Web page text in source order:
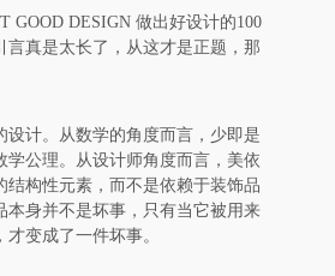
GOOD DESIGN 做出好设计的100
言真是太长了，从这才是正题，那
计。从数学的角度而言，少即是
学公理。从设计师角度而言，美依
结构性元素，而不是依赖于装饰品
本身并不是坏事，只有当它被用来
变成了一件坏事。